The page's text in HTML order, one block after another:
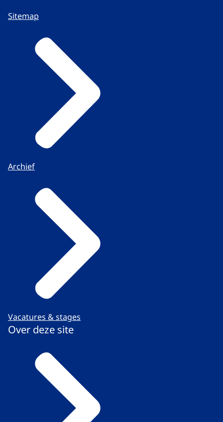
Sitemap
Archief
Vacatures & stages
Over deze site